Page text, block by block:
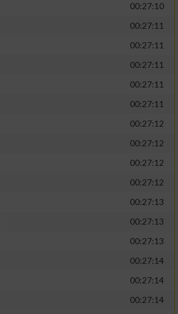
00:27:10
00:27:11
00:27:11
00:27:11
00:27:11
00:27:11
00:27:12
00:27:12
00:27:12
00:27:12
00:27:13
00:27:13
00:27:13
00:27:14
00:27:14
00:27:14